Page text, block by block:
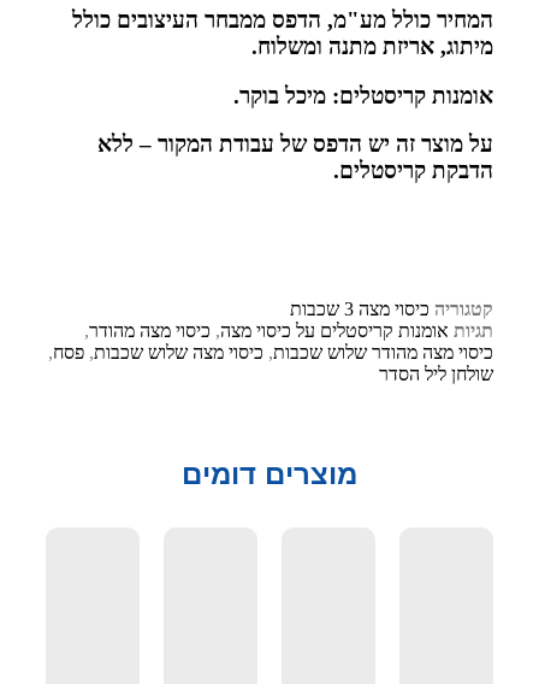
המחיר כולל מע"מ, הדפס ממבחר העיצובים כולל
מיתוג, אריזת מתנה ומשלוח.
אומנות קריסטלים: מיכל בוקר.
על מוצר זה יש הדפס של עבודת המקור – ללא
הדבקת קריסטלים.
קטגוריה כיסוי מצה 3 שכבות
תגיות אומנות קריסטלים על כיסוי מצה, כיסוי מצה מהודר,
כיסוי מצה מהודר שלוש שכבות, כיסוי מצה שלוש שכבות, פסח,
שולחן ליל הסדר
מוצרים דומים